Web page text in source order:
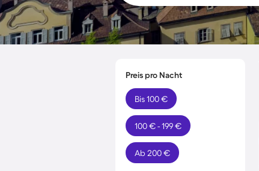
Preis pro Nacht
Bis 100 €
100 € - 199 €
Ab 200 €